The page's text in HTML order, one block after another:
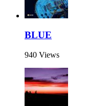
BLUE
940 Views